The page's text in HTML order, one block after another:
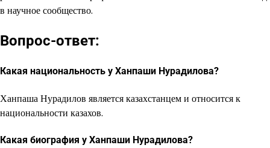
в научное сообщество.
Вопрос-ответ:
Какая национальность у Ханпаши Нурадилова?
Ханпаша Нурадилов является казахстанцем и относится к
национальности казахов.
Какая биография у Ханпаши Нурадилова?